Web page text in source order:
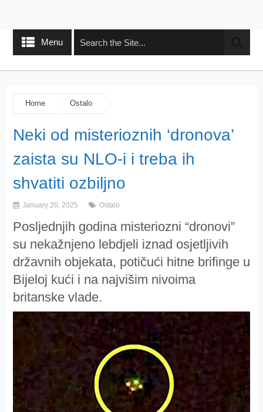
Menu
Home Ostalo
Neki od misterioznih ‘dronova’
zaista su NLO-i i treba ih
shvatiti ozbiljno
January 20, 2025 Ostalo
Posljednjih godina misteriozni “dronovi”
su nekažnjeno lebdjeli iznad osjetljivih
državnih objekata, potičući hitne brifinge u
Bijeloj kući i na najvišim nivoima
britanske vlade.